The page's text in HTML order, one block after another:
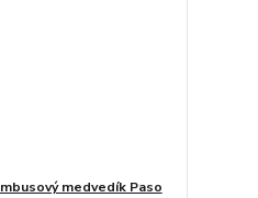
medvedík Paso